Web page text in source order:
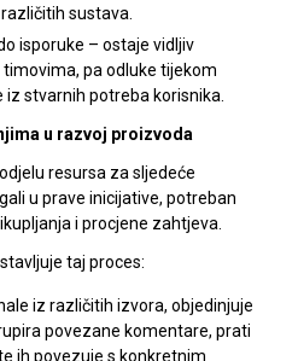
sustava.
isporuke – ostaje vidljiv
pa odluke tijekom
stvarnih potreba korisnika.
u razvoj proizvoda
resursa za sljedeće
u prave inicijative, potreban
i procjene zahtjeva.
taj proces:
iz različitih izvora, objedinjuje
povezane komentare, prati
ih povezuje s konkretnim